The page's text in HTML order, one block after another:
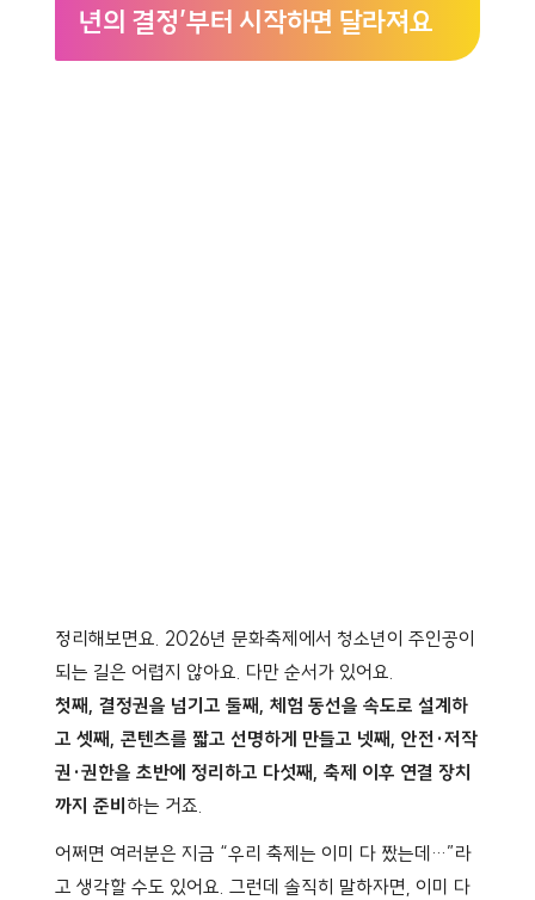
년의 결정’부터 시작하면 달라져요
정리해보면요. 2026년 문화축제에서 청소년이 주인공이
되는 길은 어렵지 않아요. 다만 순서가 있어요.
첫째, 결정권을 넘기고 둘째, 체험 동선을 속도로 설계하
고 셋째, 콘텐츠를 짧고 선명하게 만들고 넷째, 안전·저작
권·권한을 초반에 정리하고 다섯째, 축제 이후 연결 장치
까지 준비하는 거죠.
어쩌면 여러분은 지금 “우리 축제는 이미 다 짰는데…”라
고 생각할 수도 있어요. 그런데 솔직히 말하자면, 이미 다